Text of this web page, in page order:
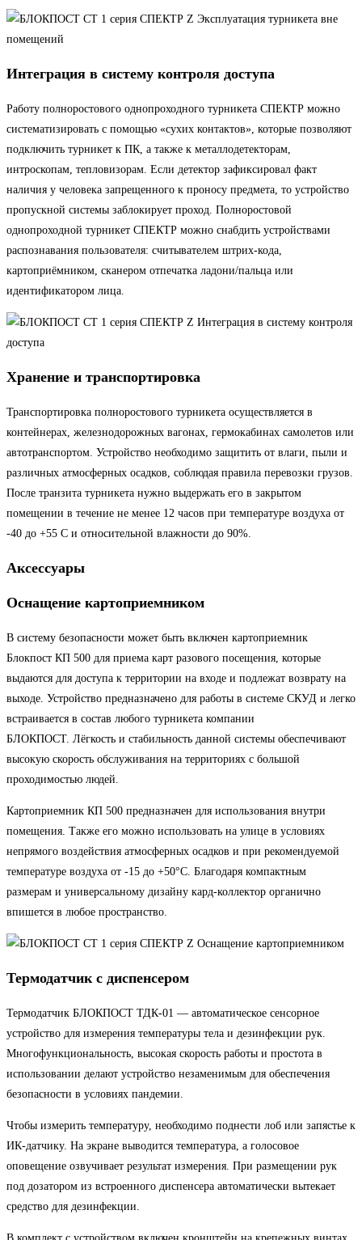
Интеграция в систему контроля доступа
Работу полноростового однопроходного турникета СПЕКТР можно
систематизировать с помощью «сухих контактов», которые позволяют
подключить турникет к ПК, а также к металлодетекторам,
интроскопам, тепловизорам. Если детектор зафиксировал факт
наличия у человека запрещенного к проносу предмета, то устройство
пропускной системы заблокирует проход. Полноростовой
однопроходной турникет СПЕКТР можно снабдить устройствами
распознавания пользователя: считывателем штрих-кода,
картоприёмником, сканером отпечатка ладони/пальца или
идентификатором лица.
Хранение и транспортировка
Транспортировка полноростового турникета осуществляется в
контейнерах, железнодорожных вагонах, гермокабинах самолетов или
автотранспортом. Устройство необходимо защитить от влаги, пыли и
различных атмосферных осадков, соблюдая правила перевозки грузов.
После транзита турникета нужно выдержать его в закрытом
помещении в течение не менее 12 часов при температуре воздуха от
-40 до +55 С и относительной влажности до 90%.
Аксессуары
Оснащение картоприемником
В систему безопасности может быть включен картоприемник
Блокпост КП 500 для приема карт разового посещения, которые
выдаются для доступа к территории на входе и подлежат возврату на
выходе. Устройство предназначено для работы в системе СКУД и легко
встраивается в состав любого турникета компании
БЛОКПОСТ. Лёгкость и стабильность данной системы обеспечивают
высокую скорость обслуживания на территориях с большой
проходимостью людей.
Картоприемник КП 500 предназначен для использования внутри
помещения. Также его можно использовать на улице в условиях
непрямого воздействия атмосферных осадков и при рекомендуемой
температуре воздуха от -15 до +50°С. Благодаря компактным
размерам и универсальному дизайну кард-коллектор органично
впишется в любое пространство.
Термодатчик с диспенсером
Термодатчик БЛОКПОСТ ТДК-01 — автоматическое сенсорное
устройство для измерения температуры тела и дезинфекции рук.
Многофункциональность, высокая скорость работы и простота в
использовании делают устройство незаменимым для обеспечения
безопасности в условиях пандемии.
Чтобы измерить температуру, необходимо поднести лоб или запястье к
ИК-датчику. На экране выводится температура, а голосовое
оповещение озвучивает результат измерения. При размещении рук
под дозатором из встроенного диспенсера автоматически вытекает
средство для дезинфекции.